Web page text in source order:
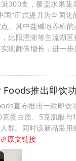
300支，覆盖水果
国”正式提升为全国
。其中盐碱地养殖
比阳澄湖等主流湖
现翻倍增长，进一
推出即饮
宣布推出一款即
蛋白质、5克肌酸
群。同时该新品采
原文链接